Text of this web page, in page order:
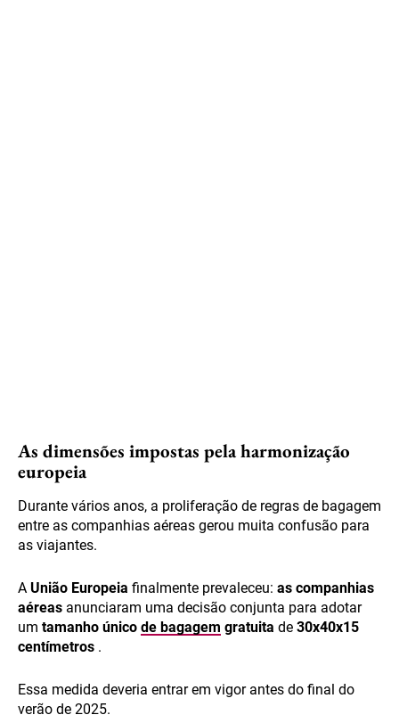
As dimensões impostas pela harmonização
europeia
Durante vários anos, a proliferação de regras de bagagem
entre as companhias aéreas gerou muita confusão para
as viajantes.
A União Europeia finalmente prevaleceu: as companhias
aéreas anunciaram uma decisão conjunta para adotar
um tamanho único de bagagem gratuita de 30x40x15
centímetros .
Essa medida deveria entrar em vigor antes do final do
verão de 2025.